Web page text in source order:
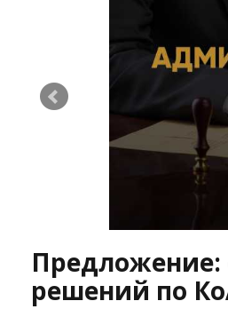
Предложение:
решений по